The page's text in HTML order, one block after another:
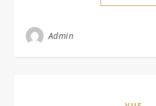
Admin